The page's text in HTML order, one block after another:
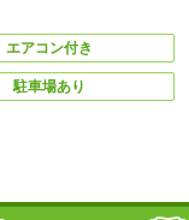
エアコン付き
駐車場あり